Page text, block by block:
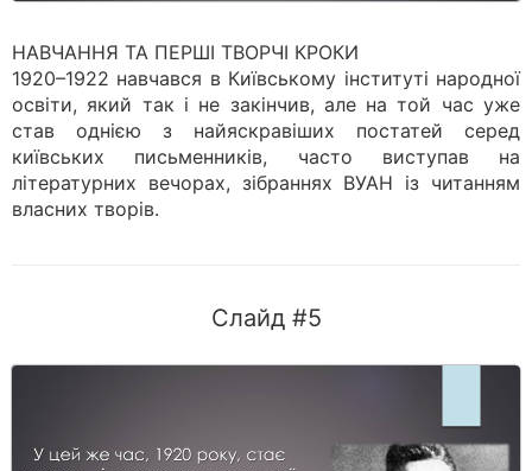
НАВЧАННЯ ТА ПЕРШІ ТВОРЧІ КРОКИ
1920–1922 навчався в Київському інституті народної
освіти, який так і не закінчив, але на той час уже
став однією з найяскравіших постатей серед
київських письменників, часто виступав на
літературних вечорах, зібраннях ВУАН із читанням
власних творів.
Слайд #5